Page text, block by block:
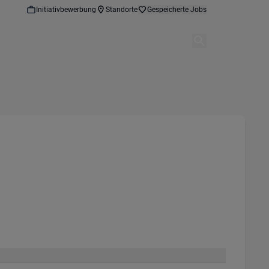
Initiativbewerbung Standorte Gespeicherte Jobs